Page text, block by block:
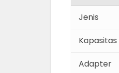
Jenis
Kapasitas
Adapter